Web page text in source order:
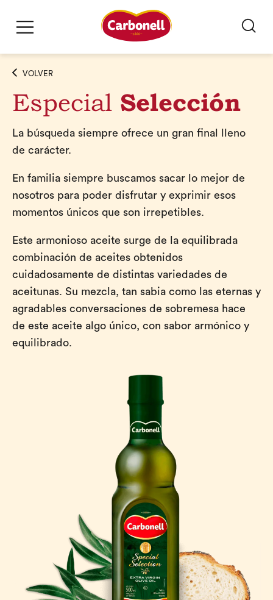
VOLVER
Especial Selección
La búsqueda siempre ofrece un gran final lleno
de carácter.
En familia siempre buscamos sacar lo mejor de
nosotros para poder disfrutar y exprimir esos
momentos únicos que son irrepetibles.
Este armonioso aceite surge de la equilibrada
combinación de aceites obtenidos
cuidadosamente de distintas variedades de
aceitunas. Su mezcla, tan sabia como las eternas y
agradables conversaciones de sobremesa hace
de este aceite algo único, con sabor armónico y
equilibrado.